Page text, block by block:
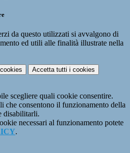
da questo utilizzati si avvalgono di
ed utili alle finalità illustrate nella
Accetta tutti i cookies
scegliere quali cookie consentire.
che consentono il funzionamento della
disabilitarli.
necessari al funzionamento potete
.